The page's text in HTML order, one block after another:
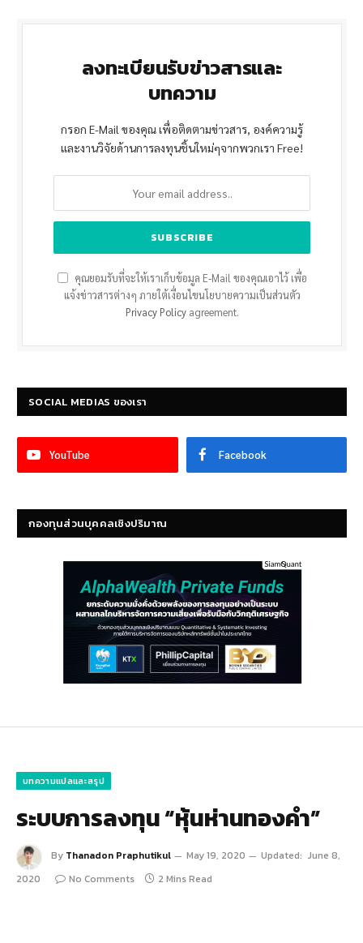
ลงทะเบียนรับข่าวสารและ
บทความ
กรอก E-Mail ของคุณ เพื่อติดตามข่าวสาร, องค์ความรู้
และงานวิจัยด้านการลงทุนชิ้นใหม่ๆจากพวกเรา Free!
คุณยอมรับที่จะให้เราเก็บข้อมูล E-Mail ของคุณเอาไว้ เพื่อ
แจ้งข่าวสารต่างๆ ภายใต้เงื่อนไขนโยบายความเป็นส่วนตัว
Privacy Policyagreement.
SOCIAL MEDIAS ของเรา
YouTube Facebook
กองทุนส่วนบุคคลเชิงปริมาณ
บทความแปลและสรุป
ระบบการลงทุน “หุ้นห่านทองคำ”
By Thanadon Praphutikul May 19, 2020 Updated: June 8,
2020
No Comments 2 Mins Read